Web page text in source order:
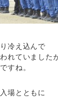
冷え込んで
れていました
すね。
場とともに